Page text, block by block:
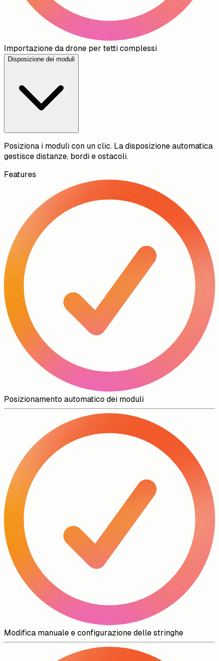
Importazione da drone per tetti complessi
Disposizione dei moduli
Posiziona i moduli con un clic. La disposizione automatica
gestisce distanze, bordi e ostacoli.
Features
Posizionamento automatico dei moduli
Modifica manuale e configurazione delle stringhe